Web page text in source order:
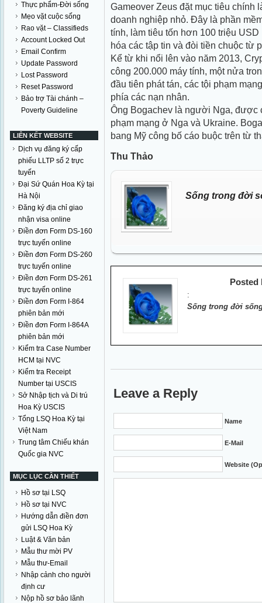
Thực phẩm-Đời sống
Mẹo vặt cuộc sống
Rao vặt – Classifieds
Account Locked Out
Email Confirm
Update Password
Lost Password
Reset Password
Bảo trợ Tài chánh –
Poverty Guideline
LIÊN KẾT WEBSITE
Dịch vụ đăng ký cấp
phiếu LLTP số 2 trực
tuyến
Đại Sứ Quán Hoa Kỳ tại
Hà Nội
Đăng ký địa chỉ giao
nhận visa online
Điền đơn Form DS-160
trực tuyến online
Điền đơn Form DS-260
trực tuyến online
Điền đơn Form DS-261
trực tuyến online
Điền đơn Form I-864
phiên bản mới
Điền đơn Form I-864A
phiên bản mới
Kiểm tra Case Number
HCM tại NVC
Kiểm tra Receipt
Number tại USCIS
Sở Nhập tịch và Di trú
Hoa Kỳ USCIS
Tổng LSQ Hoa Kỳ tại
Việt Nam
Trung tâm Chiếu khán
Quốc gia NVC
MỤC LỤC CẦN THIẾT
Hồ sơ tại LSQ
Hồ sơ tại NVC
Hướng dẫn điền đơn
gửi LSQ Hoa Kỳ
Luật & Văn bản
Mẫu thư mời PV
Mẫu thư-Email
Nhập cảnh cho người
định cư
Nộp hồ sơ bảo lãnh
Gameover Zeus đặt mục tiêu chính
doanh nghiệp nhỏ. Đây là phần
tính, làm tiêu tốn hơn 100 triệu
hóa các tập tin và đòi tiền chuộc từ
Kể từ khi nổi lên vào năm 2013,
công 200.000 máy tính, một nửa
đầu tiên phát tán, các tội phạm
phía các nạn nhân.
Ông Bogachev là người Nga, được
phạm mạng ở Nga và Ukraine.
bang Mỹ công bố cáo buộc trên từ
Thu Thảo
Sống trong đời
Posted
:
Sống trong đời
Leave a Reply
Name
E-Mail
Website